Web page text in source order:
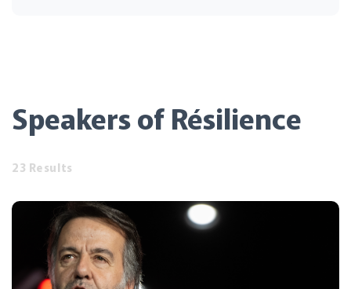
Speakers of Résilience
23 Results